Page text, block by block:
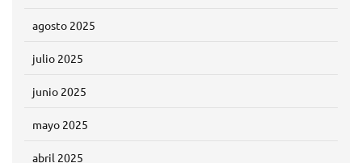
agosto 2025
julio 2025
junio 2025
mayo 2025
abril 2025